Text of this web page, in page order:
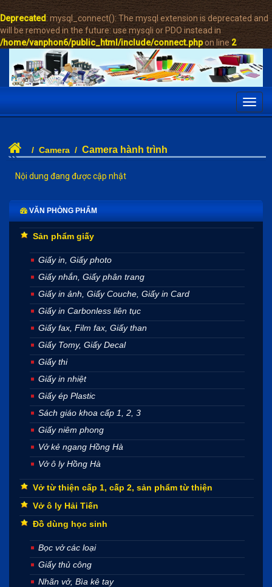
Deprecated: mysql_connect(): The mysql extension is deprecated and
will be removed in the future: use mysqli or PDO instead in
/home/vanphon6/public_html/include/connect.phpon line 2
/ Camera / Camera hành trình
Nội dung đang được cập nhật
VĂN PHÒNG PHẨM
Sản phẩm giấy
Giấy in, Giấy photo
Giấy nhắn, Giấy phân trang
Giấy in ảnh, Giấy Couche, Giấy in Card
Giấy in Carbonless liên tục
Giấy fax, Film fax, Giấy than
Giấy Tomy, Giấy Decal
Giấy thi
Giấy in nhiệt
Giấy ép Plastic
Sách giáo khoa cấp 1, 2, 3
Giấy niêm phong
Vở kẻ ngang Hồng Hà
Vở ô ly Hồng Hà
Vở từ thiện cấp 1, cấp 2, sản phẩm từ thiện
Vở ô ly Hải Tiến
Đồ dùng học sinh
Bọc vở các loại
Giấy thủ công
Nhãn vở, Bìa kê tay